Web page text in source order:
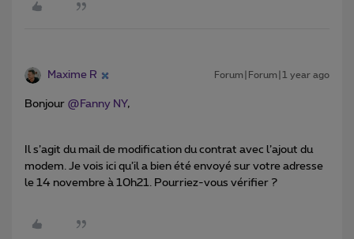
Maxime R Forum|Forum|1 year ago
Bonjour ​ @Fanny NY,
Il s’agit du mail de modification du contrat avec l’ajout du
modem. Je vois ici qu’il a bien été envoyé sur votre adresse
le 14 novembre à 10h21. Pourriez-vous vérifier ?